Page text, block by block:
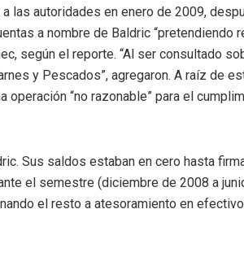
las autoridades en enero de 2009,
a nombre de Baldric “pretendiendo
según el reporte. “Al ser consultado
y Pescados”, agregaron. A raíz de
“no razonable” para el
Sus saldos estaban en cero hasta
el semestre (diciembre de 2008 a
el resto a atesoramiento en